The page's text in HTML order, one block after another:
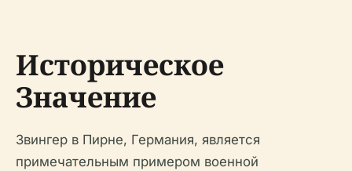
Историческое
Значение
Звингер в Пирне, Германия, является
примечательным примером военной